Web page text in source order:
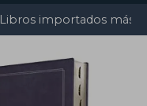
Libros importados más